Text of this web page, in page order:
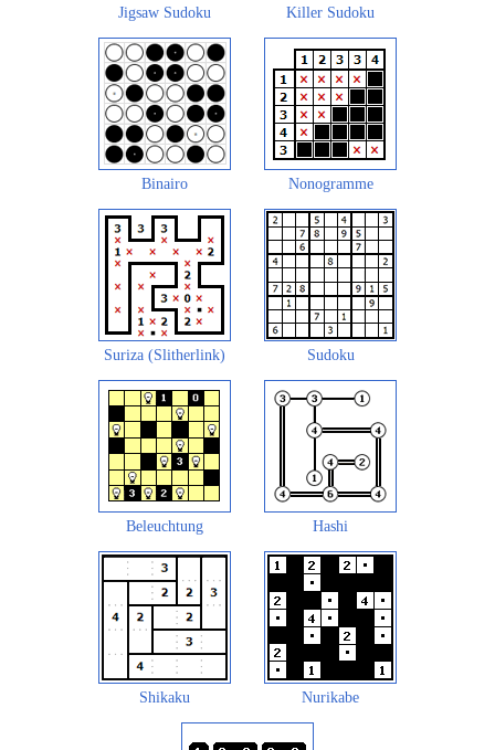
Jigsaw Sudoku Killer Sudoku
Binairo Nonogramme
Suriza (Slitherlink) Sudoku
Beleuchtung Hashi
Shikaku Nurikabe